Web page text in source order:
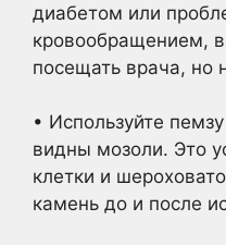
диабетом или
кровообращением,
посещать врача, но
• Используйте
видны мозоли. Это
клетки и
камень до и после